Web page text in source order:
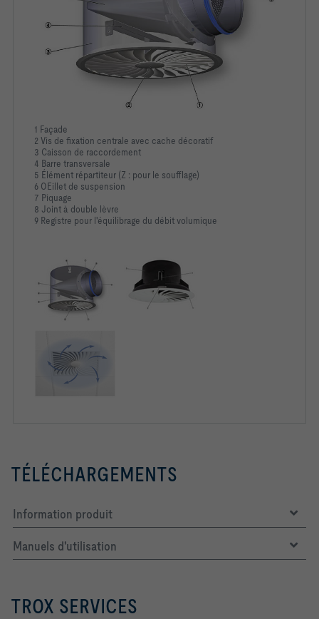
1 Façade
2 Vis de fixation centrale avec cache décoratif
3 Caisson de raccordement
4 Barre transversale
5 Élément répartiteur (Z : pour le soufflage)
6 OEillet de suspension
7 Piquage
8 Joint à double lèvre
9 Registre pour l'équilibrage du débit volumique
TÉLÉCHARGEMENTS
Information produit
Manuels d'utilisation
TROX SERVICES